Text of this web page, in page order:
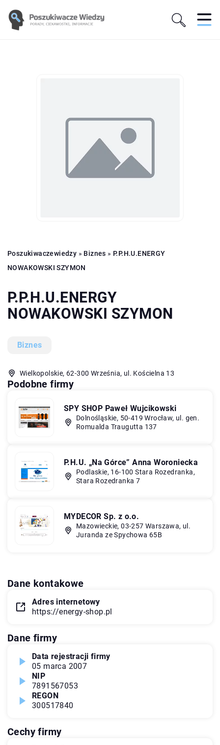
Poszukiwaczewiedzy » Biznes » P.P.H.U.ENERGY
NOWAKOWSKI SZYMON
P.P.H.U.ENERGY
NOWAKOWSKI SZYMON
Biznes
Wielkopolskie, 62-300 Września, ul. Kościelna 13
Podobne firmy
SPY SHOP Paweł Wujcikowski
Dolnośląskie, 50-419 Wrocław, ul. gen.
Romualda Traugutta 137
P.H.U. „Na Górce” Anna Woroniecka
Podlaskie, 16-100 Stara Rozedranka,
Stara Rozedranka 7
MYDECOR Sp. z o.o.
Mazowieckie, 03-257 Warszawa, ul.
Juranda ze Spychowa 65B
Dane kontakowe
Adres internetowy
https://energy-shop.pl
Dane firmy
Data rejestracji firmy
05 marca 2007
NIP
7891567053
REGON
300517840
Cechy firmy